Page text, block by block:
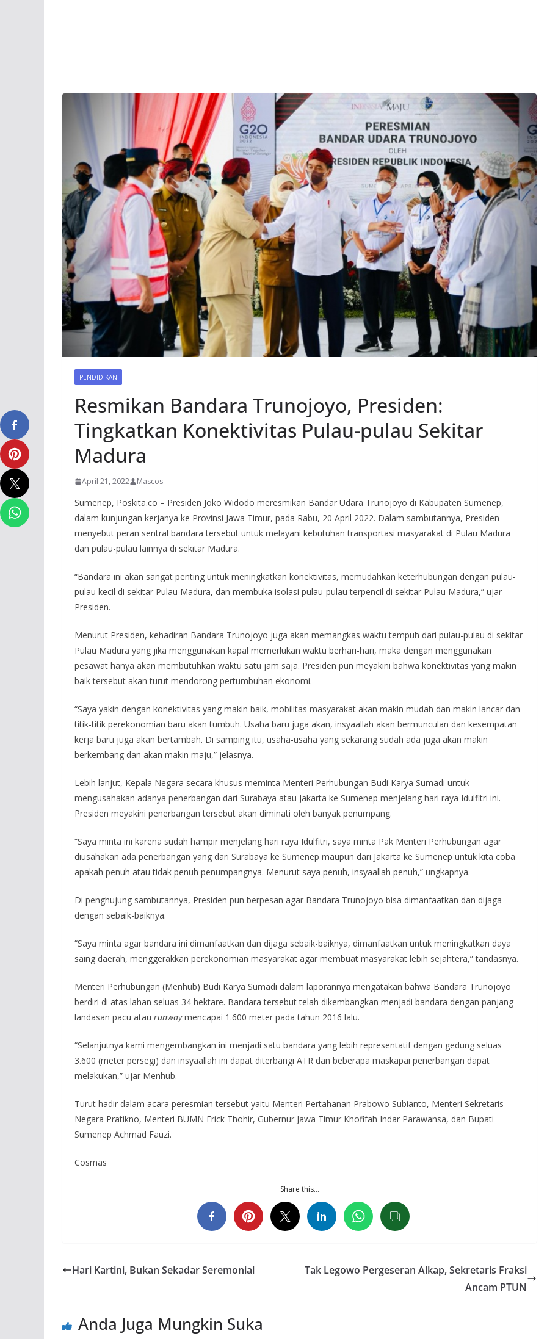
PENDIDIKAN
Resmikan Bandara Trunojoyo, Presiden:
Tingkatkan Konektivitas Pulau-pulau Sekitar
Madura
April 21, 2022 Mascos
Sumenep, Poskita.co – Presiden Joko Widodo meresmikan Bandar Udara Trunojoyo di Kabupaten Sumenep,
dalam kunjungan kerjanya ke Provinsi Jawa Timur, pada Rabu, 20 April 2022. Dalam sambutannya, Presiden
menyebut peran sentral bandara tersebut untuk melayani kebutuhan transportasi masyarakat di Pulau Madura
dan pulau-pulau lainnya di sekitar Madura.
“Bandara ini akan sangat penting untuk meningkatkan konektivitas, memudahkan keterhubungan dengan pulau-
pulau kecil di sekitar Pulau Madura, dan membuka isolasi pulau-pulau terpencil di sekitar Pulau Madura,” ujar
Presiden.
Menurut Presiden, kehadiran Bandara Trunojoyo juga akan memangkas waktu tempuh dari pulau-pulau di sekitar
Pulau Madura yang jika menggunakan kapal memerlukan waktu berhari-hari, maka dengan menggunakan
pesawat hanya akan membutuhkan waktu satu jam saja. Presiden pun meyakini bahwa konektivitas yang makin
baik tersebut akan turut mendorong pertumbuhan ekonomi.
“Saya yakin dengan konektivitas yang makin baik, mobilitas masyarakat akan makin mudah dan makin lancar dan
titik-titik perekonomian baru akan tumbuh. Usaha baru juga akan, insyaallah akan bermunculan dan kesempatan
kerja baru juga akan bertambah. Di samping itu, usaha-usaha yang sekarang sudah ada juga akan makin
berkembang dan akan makin maju,” jelasnya.
Lebih lanjut, Kepala Negara secara khusus meminta Menteri Perhubungan Budi Karya Sumadi untuk
mengusahakan adanya penerbangan dari Surabaya atau Jakarta ke Sumenep menjelang hari raya Idulfitri ini.
Presiden meyakini penerbangan tersebut akan diminati oleh banyak penumpang.
“Saya minta ini karena sudah hampir menjelang hari raya Idulfitri, saya minta Pak Menteri Perhubungan agar
diusahakan ada penerbangan yang dari Surabaya ke Sumenep maupun dari Jakarta ke Sumenep untuk kita coba
apakah penuh atau tidak penuh penumpangnya. Menurut saya penuh, insyaallah penuh,” ungkapnya.
Di penghujung sambutannya, Presiden pun berpesan agar Bandara Trunojoyo bisa dimanfaatkan dan dijaga
dengan sebaik-baiknya.
“Saya minta agar bandara ini dimanfaatkan dan dijaga sebaik-baiknya, dimanfaatkan untuk meningkatkan daya
saing daerah, menggerakkan perekonomian masyarakat agar membuat masyarakat lebih sejahtera,” tandasnya.
Menteri Perhubungan (Menhub) Budi Karya Sumadi dalam laporannya mengatakan bahwa Bandara Trunojoyo
berdiri di atas lahan seluas 34 hektare. Bandara tersebut telah dikembangkan menjadi bandara dengan panjang
landasan pacu atau runwaymencapai 1.600 meter pada tahun 2016 lalu.
“Selanjutnya kami mengembangkan ini menjadi satu bandara yang lebih representatif dengan gedung seluas
3.600 (meter persegi) dan insyaallah ini dapat diterbangi ATR dan beberapa maskapai penerbangan dapat
melakukan,” ujar Menhub.
Turut hadir dalam acara peresmian tersebut yaitu Menteri Pertahanan Prabowo Subianto, Menteri Sekretaris
Negara Pratikno, Menteri BUMN Erick Thohir, Gubernur Jawa Timur Khofifah Indar Parawansa, dan Bupati
Sumenep Achmad Fauzi.
Cosmas
Share this…
Hari Kartini, Bukan Sekadar Seremonial
Tak Legowo Pergeseran Alkap, Sekretaris Fraksi
Ancam PTUN
Anda Juga Mungkin Suka